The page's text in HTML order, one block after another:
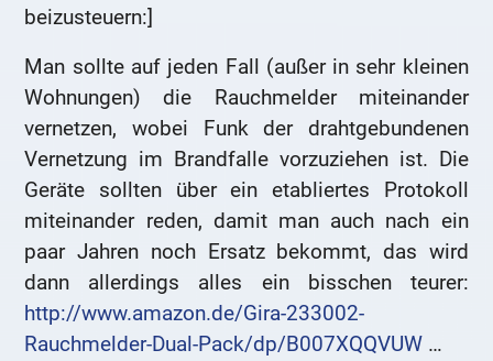
beizusteuern:]
Man sollte auf jeden Fall (außer in sehr kleinen
Wohnungen) die Rauchmelder miteinander
vernetzen, wobei Funk der drahtgebundenen
Vernetzung im Brandfalle vorzuziehen ist. Die
Geräte sollten über ein etabliertes Protokoll
miteinander reden, damit man auch nach ein
paar Jahren noch Ersatz bekommt, das wird
dann allerdings alles ein bisschen teurer:
http://www.amazon.de/Gira-233002-
Rauchmelder-Dual-Pack/dp/B007XQQVUW …